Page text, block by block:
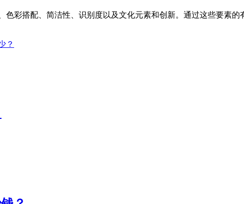
色彩搭配、简洁性、识别度以及文化元素和创新。通过这些要素
？